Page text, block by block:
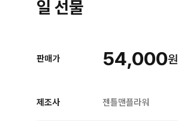
일 선물
판매가 54,000원
제조사 젠틀맨플라워